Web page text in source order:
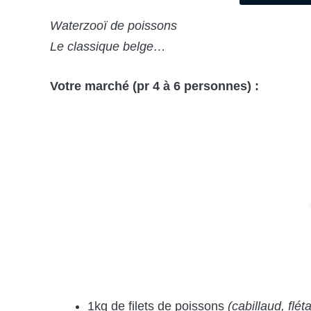
Waterzooï de poissons
Le classique belge…
Votre marché (pr 4 à 6 personnes) :
1kg de filets de poissons (cabillaud,